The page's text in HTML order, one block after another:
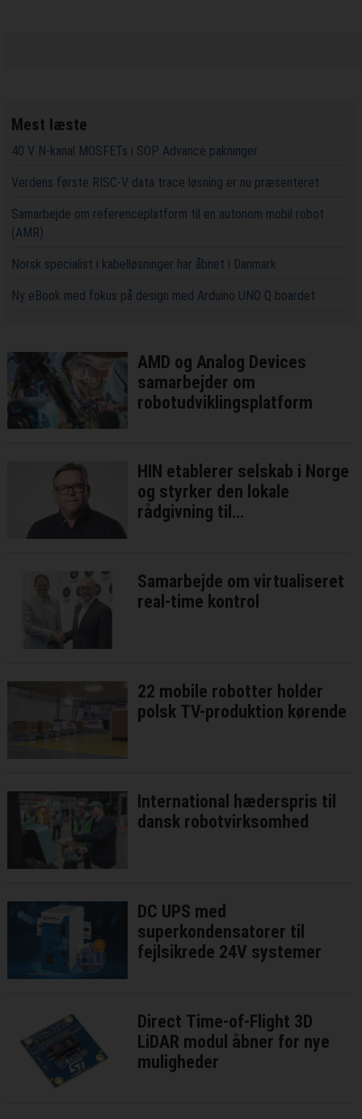
Mest læste
40 V N-kanal MOSFETs i SOP Advance pakninger
Verdens første RISC-V data trace løsning er nu præsenteret
Samarbejde om referenceplatform til en autonom mobil robot
(AMR)
Norsk specialist i kabelløsninger har åbnet i Danmark
Ny eBook med fokus på design med Arduino UNO Q boardet
AMD og Analog Devices
samarbejder om
robotudviklingsplatform
HIN etablerer selskab i Norge
og styrker den lokale
rådgivning til
Samarbejde om virtualiseret
real-time kontrol
22 mobile robotter holder
polsk TV-produktion kørende
International hæderspris til
dansk robotvirksomhed
DC UPS med
superkondensatorer til
fejlsikrede 24V systemer
Direct Time-of-Flight 3D
LiDAR modul åbner for nye
muligheder